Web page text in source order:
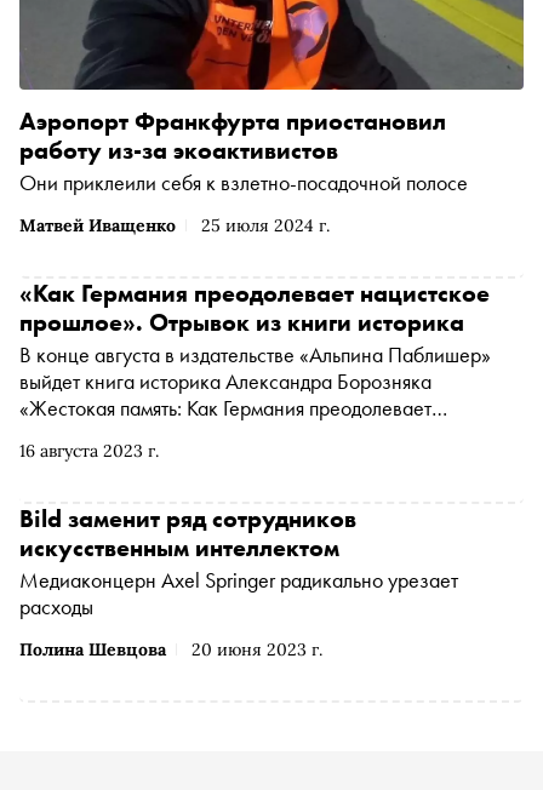
Матвей Иващенко 25 июля 2024 г.
Аэропорт Франкфурта приостановил
работу из-за экоактивистов
Они приклеили себя к взлетно-посадочной полосе
16 августа 2023 г.
«Как Германия преодолевает нацистское
прошлое». Отрывок из книги историка
В конце августа в издательстве «Альпина Паблишер»
выйдет книга историка Александра Борозняка
«Жестокая память: Как Германия преодолевает
происходило после окончания Второй мировой: как
страны и смогли построить демократическое
государство. «Сноб» публикует отрывок
Полина Шевцова 20 июня 2023 г.
Bild заменит ряд сотрудников
искусственным интеллектом
Медиаконцерн Axel Springer радикально урезает
расходы